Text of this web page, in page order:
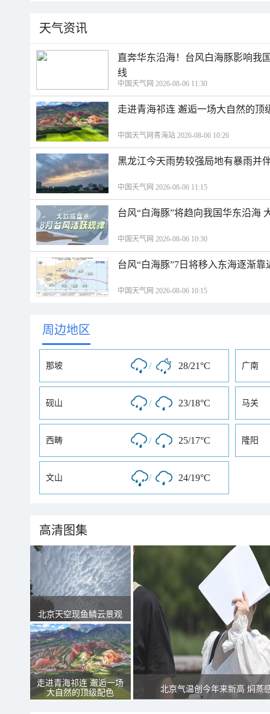
天气资讯
直奔华东沿海！台风白海豚影响我
线
中国天气网 2026-08-06 11:30
走进青海祁连 邂逅一场大自然的顶
中国天气网青海站 2026-08-06 10:26
黑龙江今天雨势较强局地有暴雨并
中国天气网 2026-08-06 11:15
台风“白海豚”将趋向我国华东沿海
中国天气网 2026-08-06 10:30
台风“白海豚”7日将移入东海逐渐
中国天气网 2026-08-06 10:15
周边地区
那坡 / 28/21°C 广南
砚山 / 23/18°C 马关
西畴 / 25/17°C 隆阳
文山 / 24/19°C
高清图集
北京天空现鱼鳞云景观
走进青海祁连 邂逅一场
大自然的顶级配色
北京气温创今年来新高 焖蒸